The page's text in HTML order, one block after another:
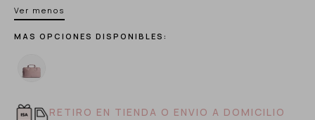
Ver menos
MAS OPCIONES DISPONIBLES:
RETIRO EN TIENDA O ENVIO A DOMICILIO